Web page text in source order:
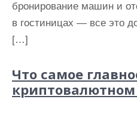
бронирование машин и
в гостиницах — все это
[…]
Что самое